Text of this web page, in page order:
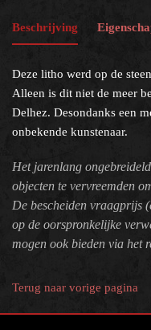
Beschrijving
Deze litho werd op de
Alleen is dit niet de meer
Delhez. Desondanks een
onbekende kunstenaar.
Het jarenlang
objecten te vervreemden
De bescheiden vraagprijs
op de oorspronkelijke
mogen ook bieden via het
Terug naar vorige pagina